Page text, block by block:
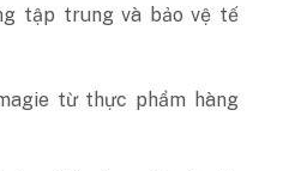
tập trung và bảo vệ tế
từ thực phẩm hàng